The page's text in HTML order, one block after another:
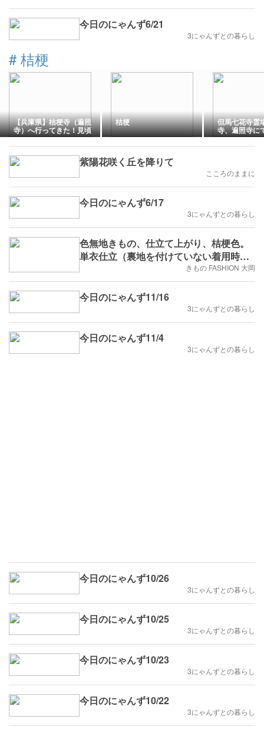
今日のにゃんず6/21
3にゃんずとの暮らし
# 桔梗
【兵庫県】桔梗寺（遍照
寺）へ行ってきた！見頃
の桔梗とお茶のお接待に
癒やされる
桔梗 但馬七花寺霊
寺、遍照寺に
紫陽花咲く丘を降りて
こころのままに
今日のにゃんず6/17
3にゃんずとの暮らし
色無地きもの、仕立て上がり、桔梗色。
単衣仕立（裏地を付けていない着用時期
きもの FASHION 大岡
今日のにゃんず11/16
3にゃんずとの暮らし
今日のにゃんず11/4
3にゃんずとの暮らし
今日のにゃんず10/26
3にゃんずとの暮らし
今日のにゃんず10/25
3にゃんずとの暮らし
今日のにゃんず10/23
3にゃんずとの暮らし
今日のにゃんず10/22
3にゃんずとの暮らし